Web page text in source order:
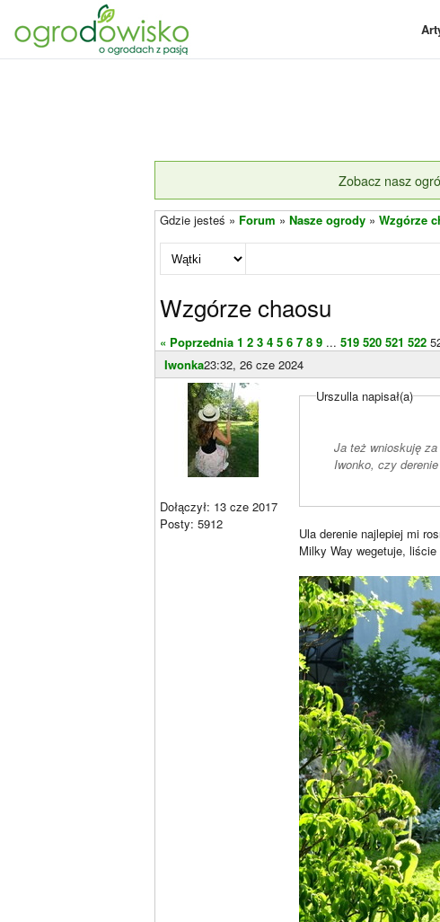
Zobacz nasz
Gdzie jesteś » Forum » Nasze ogrody » Wzgórze
Wzgórze chaosu
« Poprzednia 1 2 3 4 5 6 7 8 9 ... 519 520 521 522
Iwonka23:32, 26 cze 2024
Dołączył: 13 cze 2017
Posty: 5912
Urszulla napisał(a)
Ja też wnioskuję
Iwonko, czy
Ula derenie najlepiej mi
Milky Way wegetuje,